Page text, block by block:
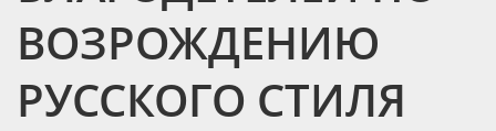
ВОЗРОЖДЕНИЮ
РУССКОГО СТИЛЯ